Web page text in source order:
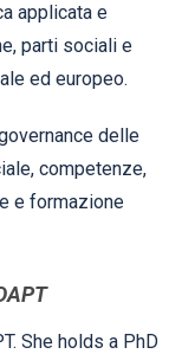
applicata e
parti sociali e
ed europeo.
delle
competenze,
e formazione
She holds a PhD